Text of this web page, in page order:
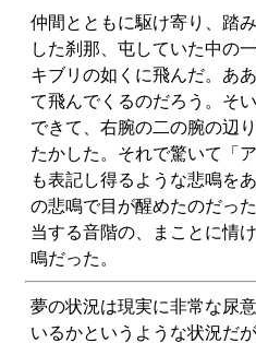
仲間とともに駆け寄り、踏
した刹那、屯していた中の
キブリの如くに飛んだ。あ
て飛んでくるのだろう。そ
できて、右腕の二の腕の辺
たかした。それで驚いて「
も表記し得るような悲鳴を
の悲鳴で目が醒めたのだっ
当する音階の、まことに情
鳴だった。
夢の状況は現実に非常な尿
いるかというような状況だ